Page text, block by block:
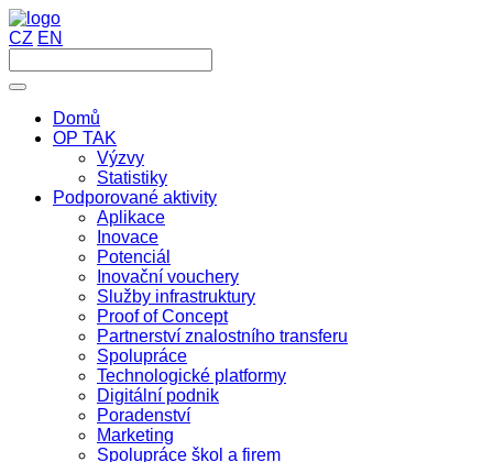
CZ EN
Domů
OP TAK
Výzvy
Statistiky
Podporované aktivity
Aplikace
Inovace
Potenciál
Inovační vouchery
Služby infrastruktury
Proof of Concept
Partnerství znalostního transferu
Spolupráce
Technologické platformy
Digitální podnik
Poradenství
Marketing
Spolupráce škol a firem